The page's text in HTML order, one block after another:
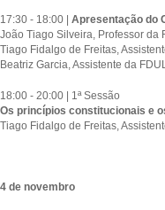
17:30 - 18:00 | Apresentação do
João Tiago Silveira, Professor da
Tiago Fidalgo de Freitas,
Beatriz Garcia, Assistente da FDUL
18:00 - 20:00 | 1ª Sessão
Os princípios constitucionais e
Tiago Fidalgo de Freitas,
4 de novembro